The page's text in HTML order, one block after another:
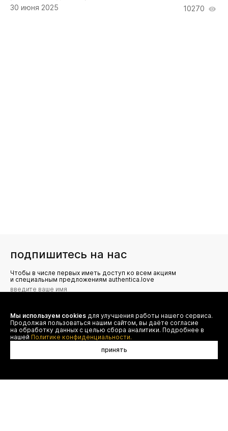
30 июня 2025
10270
подпишитесь на нас
Чтобы в числе первых иметь доступ ко всем акциям
и специальным предложениям authentica.love
Я даю согласие на сбор, обработку и хранение моих
персональных данных (имя, email, телефон) для получения
рекламных и информационных рассылок от ООО 'БТ
Юнайтед', а также ознакомлен(а) с
Политикой конфиденциальности
Мы используем cookies для улучшения работы нашего сервиса.
Продолжая пользоваться нашим сайтом, вы даёте согласие
на обработку данных с целью сбора аналитики. Подробнее в
нашей Политике конфиденциальности.
принять